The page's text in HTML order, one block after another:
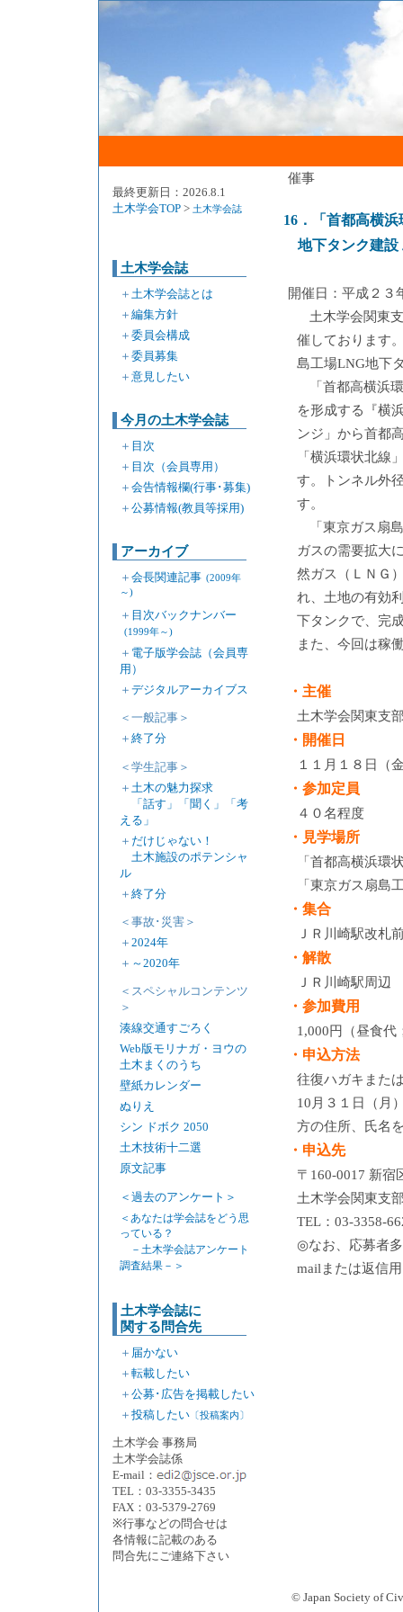
最終更新日：2026.8.1
土木学会TOP > 土木学会誌
土木学会誌
＋ 土木学会誌とは
＋ 編集方針
＋ 委員会構成
＋ 委員募集
＋ 意見したい
今月の土木学会誌
＋ 目次
＋ 目次（会員専用）
＋ 会告情報欄(行事･募集)
＋ 公募情報(教員等採用)
アーカイブ
＋ 会長関連記事 (2009年
～)
＋ 目次バックナンバー
(1999年～)
＋ 電子版学会誌（会員専
用）
＋ デジタルアーカイブス
＜一般記事＞
＋ 終了分
＜学生記事＞
＋ 土木の魅力探求
「話す」「聞く」「考
える」
＋ だけじゃない！
土木施設のポテンシャ
ル
＋ 終了分
＜事故･災害＞
＋ 2024年
＋ ～2020年
＜スペシャルコンテンツ
＞
湊線交通すごろく
Web版モリナガ・ヨウの
土木まくのうち
壁紙カレンダー
ぬりえ
シン ドボク 2050
土木技術十二選
原文記事
＜過去のアンケート＞
＜あなたは学会誌をどう思
っている？
－土木学会誌アンケート
調査結果－＞
土木学会誌に
関する問合先
＋ 届かない
＋ 転載したい
＋ 公募･広告を掲載したい
＋ 投稿したい 〔投稿案内〕
土木学会 事務局
土木学会誌係
E-mail：
TEL：03-3355-3435
FAX：03-5379-2769
※行事などの問合せは
各情報に記載のある
問合先にご連絡下さい
催事
16．「首都高横
地下タンク建
開催日：平成２３
土木学会関東
催しております
島工場LNG地下
「首都高横浜
を形成する『横
ンジ」から首都
「横浜環状北線
す。トンネル外
す。
「東京ガス扇
ガスの需要拡大
然ガス（ＬＮＧ
れ、土地の有効
下タンクで、完
また、今回は稼
・主催
土木学会関東支
・開催日
１１月１８日（
・参加定員
４０名程度
・見学場所
「首都高横浜環
「東京ガス扇島
・集合
ＪＲ川崎駅改
・解散
ＪＲ川崎駅周
・参加費用
1,000円（昼食代
・申込方法
往復ハガキまた
10月３１日（月
方の住所、氏名
・申込先
〒160-0017 新
土木学会関東支
TEL：03-3358-
◎なお、応募者
mailまたは返信
© Japan Society of